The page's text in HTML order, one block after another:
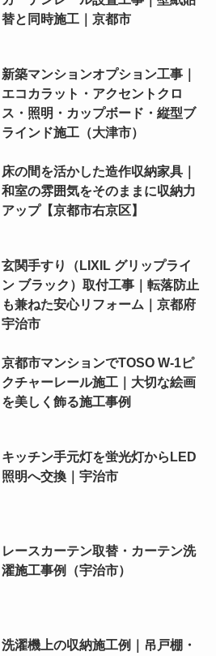
替と同時施工｜京都市
新築マンションオプション工事｜
エコカラット・アクセントクロ
ス・照明・カップボード・縦型ブ
ラインド施工（大津市）
床の間を活かした造作収納家具｜
和室の雰囲気をそのままに収納力
アップ【京都市右京区】
玄関手すり（LIXIL グリップライ
ン ブラック）取付工事｜転落防止
も兼ねた安心リフォーム｜京都府
宇治市
京都市マンションでTOSO W-1ピ
クチャーレール施工｜大切な絵画
を美しく飾る施工事例
キッチン手元灯を蛍光灯からLED
照明へ交換｜宇治市
レースカーテン取替・カーテン洗
濯施工事例（宇治市）
洗濯機上の収納施工例｜吊戸棚・